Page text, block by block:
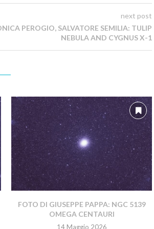
next post
PEROGIO, SALVATORE SEMILIA: TULIP
NEBULA AND CYGNUS X-1
FOTO DI GIUSEPPE PAPPA: NGC 5139
OMEGA CENTAURI
14 Maggio 2026